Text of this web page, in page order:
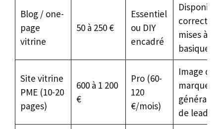
Blog / one-
page
vitrine
50 à 250 €
Essentiel
ou DIY
encadré
correcte,
mises à
basiques
Site vitrine
PME (10-20
pages)
600 à 1 200
€
Pro (60-
120
€/mois)
Image de
marque,
génération
de leads